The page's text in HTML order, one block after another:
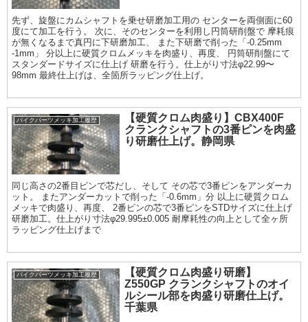
先ず、旋盤にカムシャフトを乗せ研磨加工用の センターを両側面に60
度にて加工を行う。 次に、そのセンターを利用し円筒研削盤で 摩耗痕
が無くなるまで真円に下研磨加工、 また下研磨で削った「-0.25mm
-1mm」 分以上に硬質クロムメッキを肉盛り、再度、 円筒研削盤にて
スタンダードサイズに仕上げ 研磨を行う。仕上がり寸法φ22.99〜
98mm 最終仕上げは、全箇所ラッピング仕上げ。
バイクパーツメッキ加工履歴
【硬質クロム肉盛り】CBX400F
クランクシャフトの3番ピンを肉盛
り研磨仕上げ。静岡県
同じ高さの2番目ピンで芯だし、そして その芯で3番ピンをアンダーカ
ット。 またアンダーカットで削った「-0.6mm」分 以上に硬質クロム
メッキで肉盛り、再度、 2番ピンの芯で3番ピンをSTDサイズに仕上げ
研磨加工。仕上がり寸法φ29.995±0.005 耐摩耗性の向上として全ヶ所
ラッピング仕上げまで
バイクパーツメッキ加工履歴
【硬質クロム肉盛り研磨】
Z550GP クランクシャフトのオイ
ルシール部を肉盛り研磨仕上げ。
千葉県